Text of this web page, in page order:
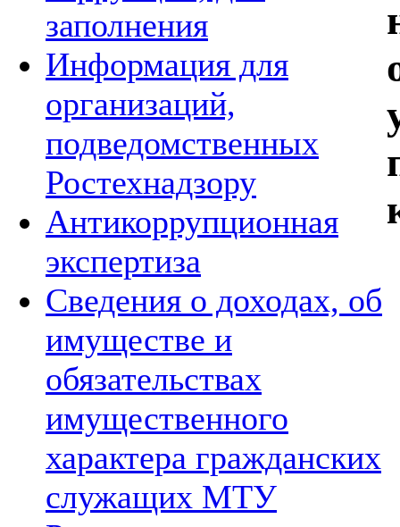
заполнения
Информация для
организаций,
подведомственных
Ростехнадзору
Антикоррупционная
экспертиза
Сведения о доходах, об
имуществе и
обязательствах
имущественного
характера гражданских
служащих МТУ